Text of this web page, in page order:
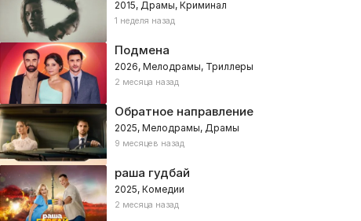
2015, Драмы, Криминал
1 неделя назад
Подмена
2026, Мелодрамы, Триллеры
2 месяца назад
Обратное направление
2025, Мелодрамы, Драмы
9 месяцев назад
раша гудбай
2025, Комедии
2 месяца назад